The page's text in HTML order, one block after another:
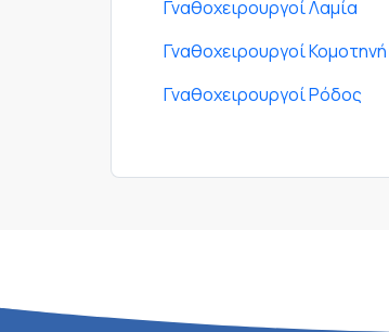
Γναθοχειρουργοί Λαμία
Γναθοχειρουργοί Κομοτηνή
Γναθοχειρουργοί Ρόδος